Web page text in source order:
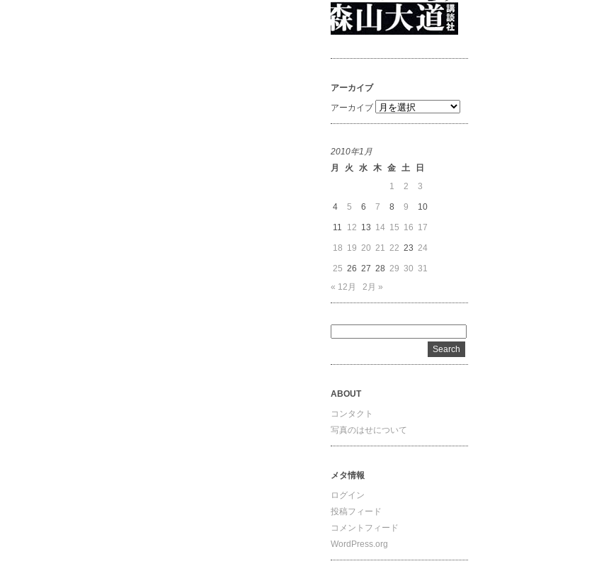
アーカイブ
アーカイブ
2010年1月
月
火 水 木 金 土
日
1
2 3
4 5 6 7 8 9 10
11 12 13 14 15 16 17
18 19 20 21 22 23 24
25 26 27 28 29 30 31
« 12月
2月 »
ABOUT
コンタクト
写真のはせについて
メタ情報
ログイン
投稿フィード
コメントフィード
WordPress.org